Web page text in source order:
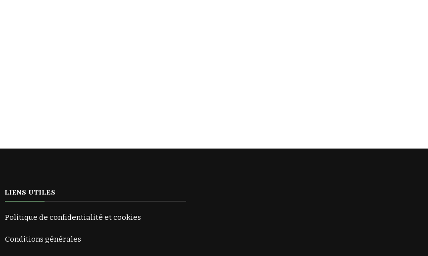
LIENS UTILES
Politique de confidentialité et cookies
Conditions générales